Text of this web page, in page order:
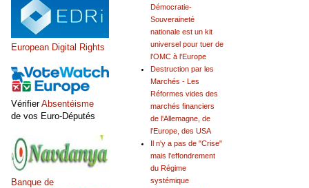
Démocratie-
Souveraineté
nationale est un kit
universel pour tuer de
l'OMC à l'Europe
Destruction par les
Marchés - Les
Réformes vides des
marchés financiers
de l'Allemagne, de
l'Europe, des USA
Il n'y a pas de "Crise"
mais l'effondrement
du Régime
systémique
European Digital Rights
VérifierAbsentéisme
de vos Euro-Députés
Banque de